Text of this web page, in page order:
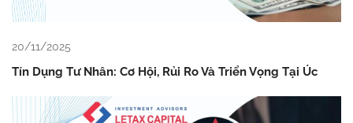
20/11/2025
Tín Dụng Tư Nhân: Cơ Hội, Rủi Ro Và Triển Vọng Tại Úc